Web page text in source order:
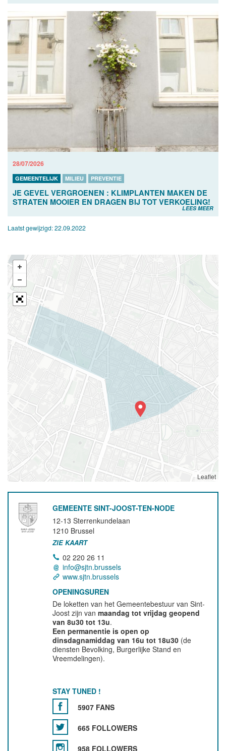
28/07/2026
GEMEENTELIJK MILIEU PREVENTIE
JE GEVEL VERGROENEN : KLIMPLANTEN MAKEN DE
STRATEN MOOIER EN DRAGEN BIJ TOT VERKOELING!
LEES MEER
Laatst gewijzigd:22.09.2022
Leaflet
GEMEENTE SINT-JOOST-TEN-NODE
12-13 Sterrenkundelaan
1210 Brussel
ZIE KAART
02 220 26 11
info@sjtn.brussels
www.sjtn.brussels
OPENINGSUREN
De loketten van het Gemeentebestuur van Sint-
Joost zijn vanmaandag tot vrijdag geopend
van 8u30 tot 13u.
Een permanentie is open op
dinsdagnamiddag van 16u tot 18u30 (de
diensten Bevolking, Burgerlijke Stand en
Vreemdelingen).
STAY TUNED !
5907 FANS
665 FOLLOWERS
958 FOLLOWERS